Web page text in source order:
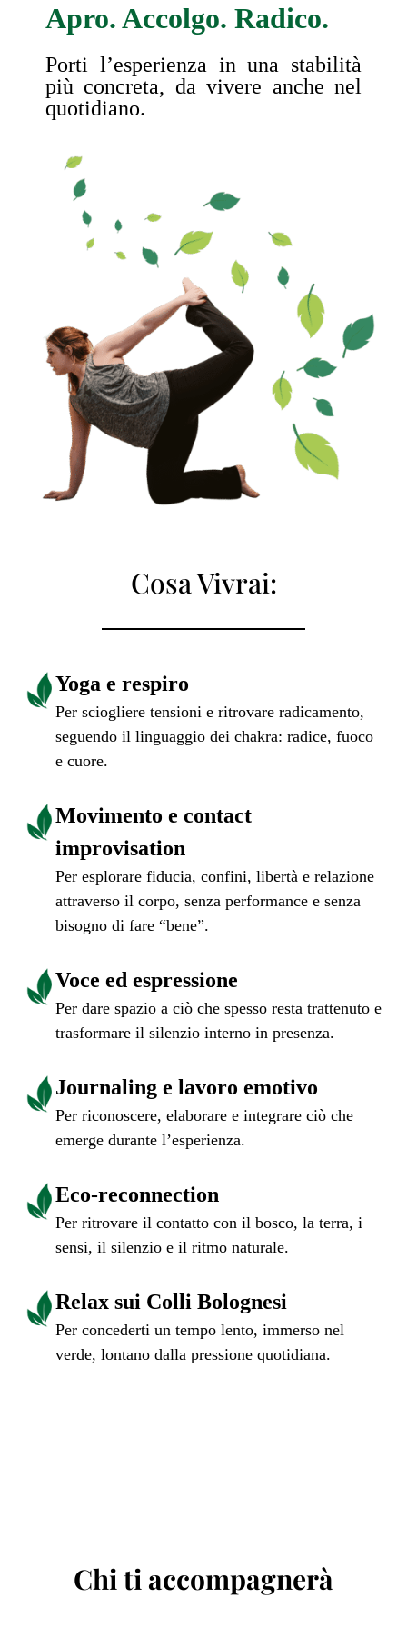
Apro. Accolgo. Radico.
Porti l’esperienza in una stabilità
più concreta, da vivere anche nel
quotidiano.
Cosa Vivrai:
Yoga e respiro
Per sciogliere tensioni e ritrovare radicamento,
seguendo il linguaggio dei chakra: radice, fuoco
e cuore.
Movimento e contact
improvisation
Per esplorare fiducia, confini, libertà e relazione
attraverso il corpo, senza performance e senza
bisogno di fare “bene”.
Voce ed espressione
Per dare spazio a ciò che spesso resta trattenuto e
trasformare il silenzio interno in presenza.
Journaling e lavoro emotivo
Per riconoscere, elaborare e integrare ciò che
emerge durante l’esperienza.
Eco-reconnection
Per ritrovare il contatto con il bosco, la terra, i
sensi, il silenzio e il ritmo naturale.
Relax sui Colli Bolognesi
Per concederti un tempo lento, immerso nel
verde, lontano dalla pressione quotidiana.
Chi ti accompagnerà